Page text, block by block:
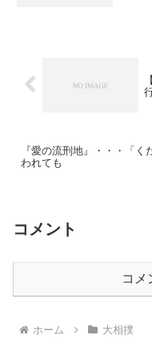
『愛の流刑地』・・・「く
われても
コメント
コメ
ホーム 大相撲